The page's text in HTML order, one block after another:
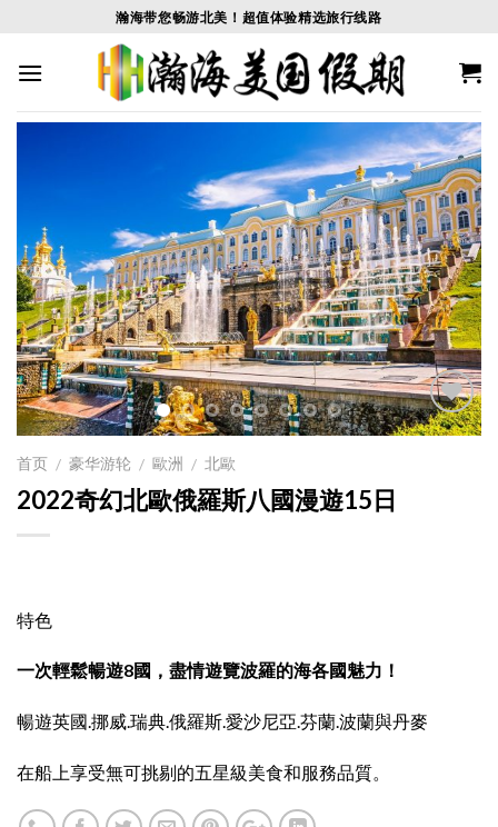
content
瀚海带您畅游北美！超值体验精选旅行线路
Add to
首页 / 豪华游轮 / 歐洲 / 北歐
2022奇幻北歐俄羅斯八國漫遊15日
特色
一次輕鬆暢遊8國，盡情遊覽波羅的海各國魅力！
暢遊英國.挪威.瑞典.俄羅斯.愛沙尼亞.芬蘭.波蘭與丹麥
在船上享受無可挑剔的五星級美食和服務品質。